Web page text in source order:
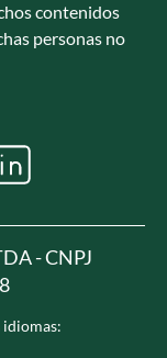
contenidos
personas no
- CNPJ